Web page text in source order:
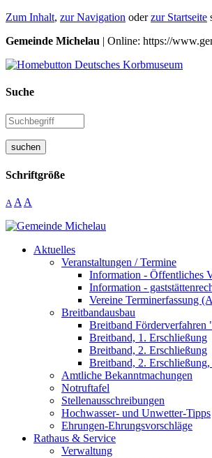
Zum Inhalt, zur Navigation oderzur Startseite
Gemeinde Michelau | Online: https://
Suche
suchen
Schriftgröße
A A A
Aktuelles
Veranstaltungen / Termine
Information - Öffentliches
Information -
Vereine Terminerfassung
Breitbandausbau
Breitband
Breitband, 1. Erschließung
Breitband, 2. Erschließung
Breitband, 2.
Amtliche Bekanntmachungen
Notruftafel
Stellenausschreibungen
Hochwasser- und Unwetter-Tipps
Ehrungen-Ehrungsvorschläge
Rathaus & Service
Verwaltung